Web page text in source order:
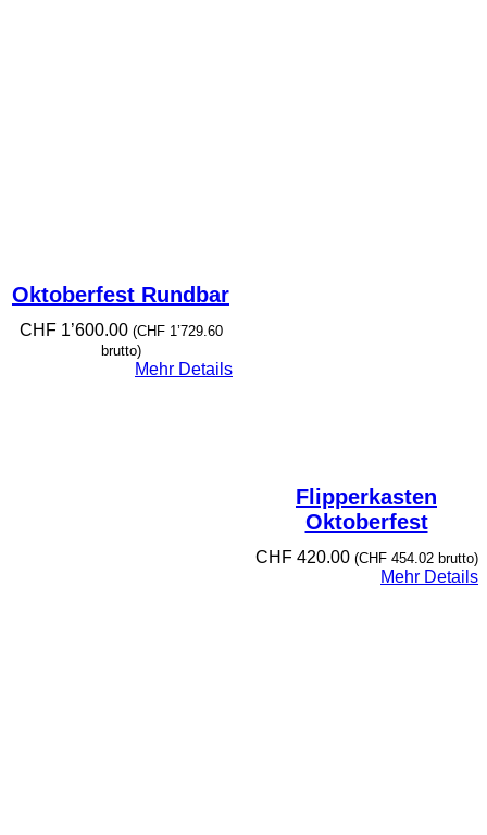
Oktoberfest Rundbar
CHF1’600.00 (CHF1’729.60
brutto)
Mehr Details
Flipperkasten
Oktoberfest
CHF420.00 (CHF454.02brutto)
Mehr Details